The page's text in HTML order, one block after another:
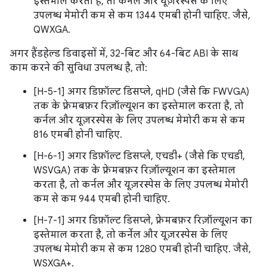
उपलब्ध मेमोरी कम से कम 1344 एमबी होनी चाहिए. जैसे,
QWXGA.
अगर हैंडहेल्ड डिवाइसों में, 32-बिट और 64-बिट ABI के साथ
काम करने की सुविधा उपलब्ध है, तो:
[H-5-1] अगर डिफ़ॉल्ट डिसप्ले, qHD (जैसे कि FWVGA)
तक के फ़्रेमबफ़र रिज़ॉल्यूशन का इस्तेमाल करता है, तो
कर्नल और यूज़रस्पेस के लिए उपलब्ध मेमोरी कम से कम
816 एमबी होनी चाहिए.
[H-6-1] अगर डिफ़ॉल्ट डिसप्ले, एचडी+ (जैसे कि एचडी,
WSVGA) तक के फ़्रेमबफ़र रिज़ॉल्यूशन का इस्तेमाल
करता है, तो कर्नल और यूज़रस्पेस के लिए उपलब्ध मेमोरी
कम से कम 944 एमबी होनी चाहिए.
[H-7-1] अगर डिफ़ॉल्ट डिसप्ले, फ़्रेमबफ़र रिज़ॉल्यूशन का
इस्तेमाल करता है, तो कर्नेल और यूज़रस्पेस के लिए
उपलब्ध मेमोरी कम से कम 1280 एमबी होनी चाहिए. जैसे,
WSXGA+.